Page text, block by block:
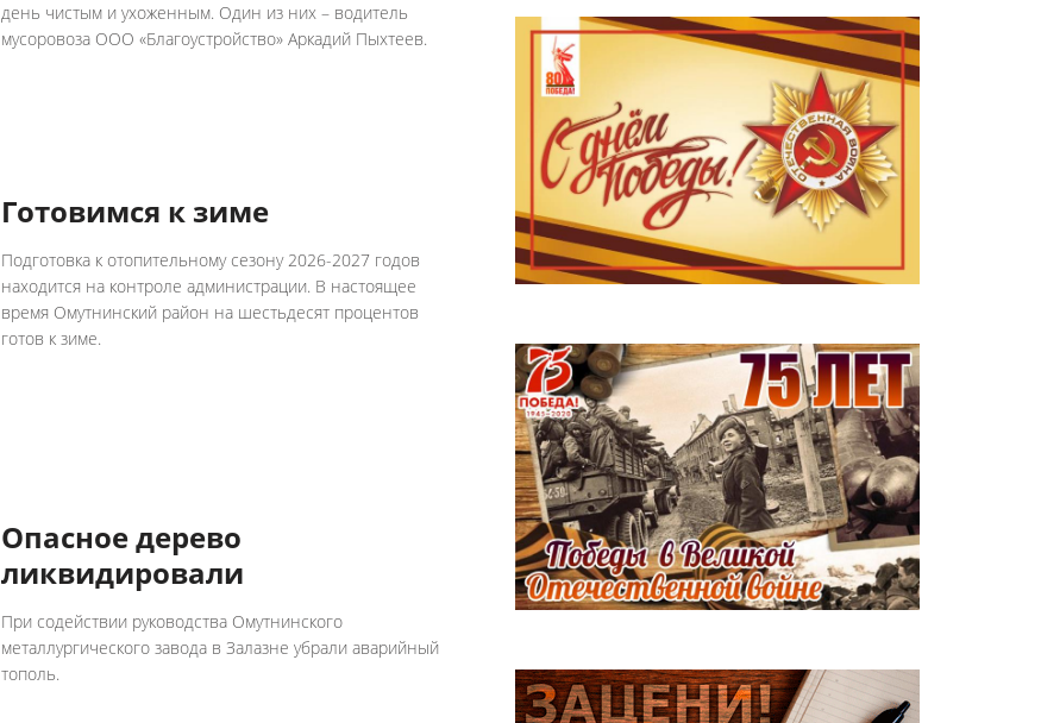
день чистым и ухоженным. Один из них – водитель
мусоровоза ООО «Благоустройство» Аркадий Пыхтеев.
Готовимся к зиме
Подготовка к отопительному сезону 2026-2027 годов
находится на контроле администрации. В настоящее
время Омутнинский район на шестьдесят процентов
готов к зиме.
Опасное дерево
ликвидировали
При содействии руководства Омутнинского
металлургического завода в Залазне убрали аварийный
тополь.